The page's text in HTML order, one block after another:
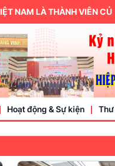
VIÊN CỦA ỦY BAN
Hoạt động & Sự kiện
Trung ương hội